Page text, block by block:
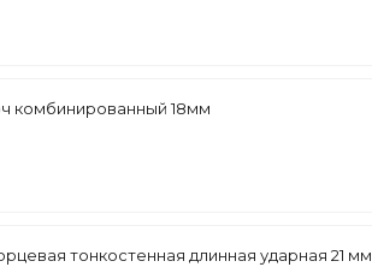
комбинированный 18мм
тонкостенная длинная ударная 21 мм